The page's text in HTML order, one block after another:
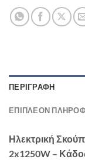
ΠΕΡΙΓΡΑΦΉ
ΕΠΙΠΛΈΟΝ
Ηλεκτρική
2x1250W –